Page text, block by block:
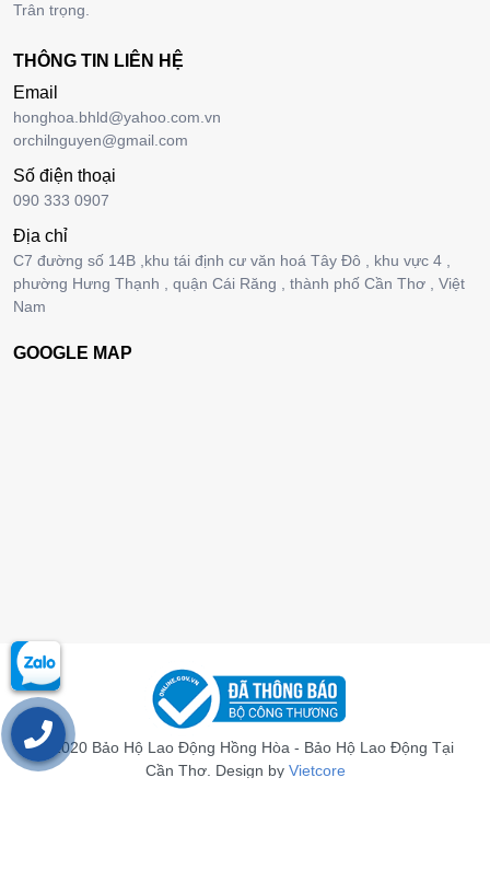
Trân trọng.
THÔNG TIN LIÊN HỆ
Email
honghoa.bhld@yahoo.com.vn
orchilnguyen@gmail.com
Số điện thoại
090 333 0907
Địa chỉ
C7 đường số 14B ,khu tái định cư văn hoá Tây Đô , khu vực 4 ,
phường Hưng Thạnh , quận Cái Răng , thành phố Cần Thơ , Việt
Nam
GOOGLE MAP
© 2020 Bảo Hộ Lao Động Hồng Hòa - Bảo Hộ Lao Động Tại
Cần Thơ. Design by Vietcore